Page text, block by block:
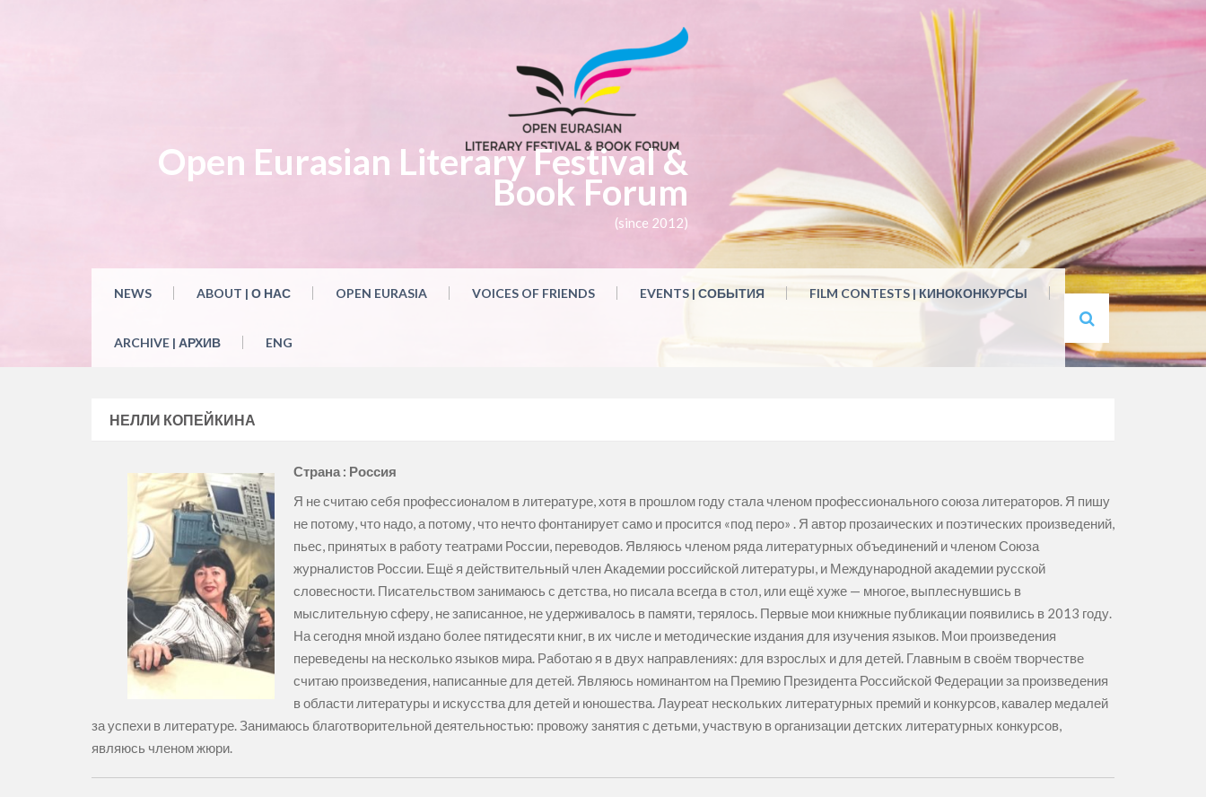
Open Eurasian Literary Festival &
Book Forum
(since 2012)
NEWS ABOUT | О НАС OPEN EURASIA VOICES OF FRIENDS EVENTS | СОБЫТИЯ FILM CONTESTS | КИНОКОНКУРСЫ
ARCHIVE | АРХИВ ENG
НЕЛЛИ КОПЕЙКИНА
Страна : Россия
Я не считаю себя профессионалом в литературе, хотя в прошлом году стала членом профессионального союза литераторов. Я пишу
не потому, что надо, а потому, что нечто фонтанирует само и просится «под перо» . Я автор прозаических и поэтических произведений,
пьес, принятых в работу театрами России, переводов. Являюсь членом ряда литературных объединений и членом Союза
журналистов России. Ещё я действительный член Академии российской литературы, и Международной академии русской
словесности. Писательством занимаюсь с детства, но писала всегда в стол, или ещё хуже — многое, выплеснувшись в
мыслительную сферу, не записанное, не удерживалось в памяти, терялось. Первые мои книжные публикации появились в 2013 году.
На сегодня мной издано более пятидесяти книг, в их числе и методические издания для изучения языков. Мои произведения
переведены на несколько языков мира. Работаю я в двух направлениях: для взрослых и для детей. Главным в своём творчестве
считаю произведения, написанные для детей. Являюсь номинантом на Премию Президента Российской Федерации за произведения
в области литературы и искусства для детей и юношества. Лауреат нескольких литературных премий и конкурсов, кавалер медалей
за успехи в литературе. Занимаюсь благотворительной деятельностью: провожу занятия с детьми, участвую в организации детских литературных конкурсов,
являюсь членом жюри.